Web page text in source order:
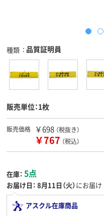
種類 品質証明員
販売単位：1枚
販売価格 ￥698 （税抜き）
￥767 （税込）
在庫： 5点
お届け日： 8月11日（火）にお届け
アスクル在庫商品